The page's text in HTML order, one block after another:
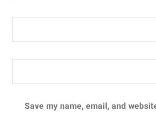
Save my name, email, and